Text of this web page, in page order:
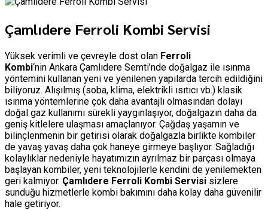
Çamlıdere Ferroli Kombi Servisi
Yüksek verimli ve çevreyle dost olan Ferroli
Kombi‘nin Ankara Çamlıdere Semti’nde doğalgaz ile ısınma
yöntemini kullanan yeni ve yenilenen yapılarda tercih edildiğini
biliyoruz. Alışılmış (soba, klima, elektrikli ısıtıcı vb.) klasik
ısınma yöntemlerine çok daha avantajlı olmasından dolayı
doğal gaz kullanımı sürekli yaygınlaşıyor, doğalgazın daha da
geniş kitlelere ulaşması amaçlanıyor. Çağdaş yaşamın ve
bilinçlenmenin bir getirisi olarak doğalgazla birlikte kombiler
de yavaş yavaş daha çok haneye girmeye başlıyor. Sağladığı
kolaylıklar nedeniyle hayatımızın ayrılmaz bir parçası olmaya
başlayan kombiler, yeni teknolojilerle kendini de yenilemekten
geri kalmıyor. Çamlıdere Ferroli Kombi Servisi sizlere
sunduğu hizmetlerle kombi bakımını daha kolay daha güvenilir
hale getiriyor.